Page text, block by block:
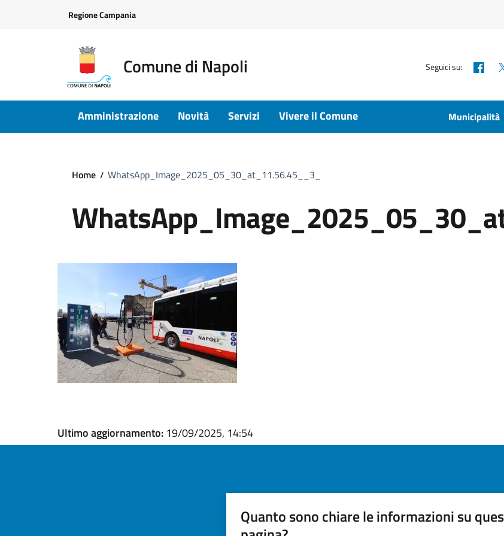
Regione Campania
Comune di Napoli Seguici su:
Amministrazione Novità Servizi Vivere il Comune Municipalità
Home WhatsApp_Image_2025_05_30_at_11.56.45__3_
Ultimo aggiornamento: 19/09/2025, 14:54
Quanto sono chiare le informazioni su